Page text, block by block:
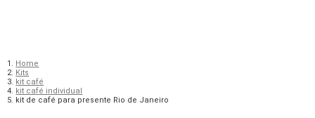
Home
Kits
kit café
kit café individual
kit de café para presente Rio de Janeiro